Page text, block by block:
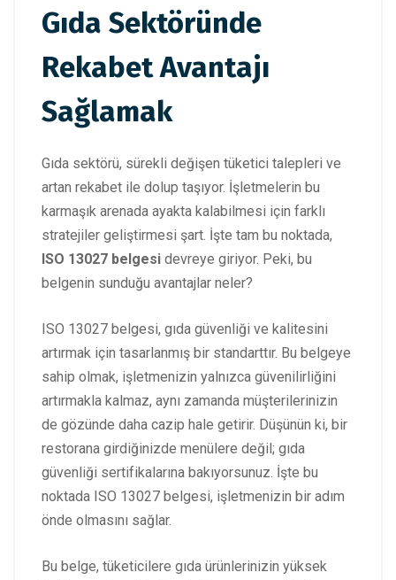
Gıda Sektöründe
Rekabet Avantajı
Sağlamak
Gıda sektörü, sürekli değişen tüketici talepleri ve
artan rekabet ile dolup taşıyor. İşletmelerin bu
karmaşık arenada ayakta kalabilmesi için farklı
stratejiler geliştirmesi şart. İşte tam bu noktada,
ISO 13027 belgesi devreye giriyor. Peki, bu
belgenin sunduğu avantajlar neler?
ISO 13027 belgesi, gıda güvenliği ve kalitesini
artırmak için tasarlanmış bir standarttır. Bu belgeye
sahip olmak, işletmenizin yalnızca güvenilirliğini
artırmakla kalmaz, aynı zamanda müşterilerinizin
de gözünde daha cazip hale getirir. Düşünün ki, bir
restorana girdiğinizde menülere değil; gıda
güvenliği sertifikalarına bakıyorsunuz. İşte bu
noktada ISO 13027 belgesi, işletmenizin bir adım
önde olmasını sağlar.
Bu belge, tüketicilere gıda ürünlerinizin yüksek